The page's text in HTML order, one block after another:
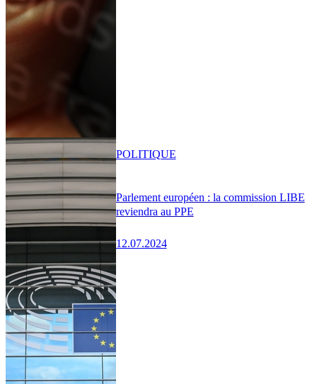
Parlement européen : la commission LIBE
reviendra au PPE
12.07.2024
POLITIQUE